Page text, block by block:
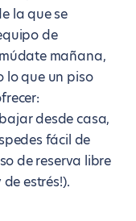
la que se
de
mañana,
que un piso
desde casa,
fácil de
de reserva libre
estrés!).